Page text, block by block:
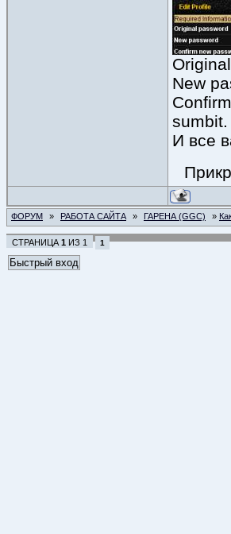
New
sumbit.
И все
ФОРУМ » РАБОТА САЙТА » ГАРЕНА (GGC) »
СТРАНИЦА 1 ИЗ 1 1